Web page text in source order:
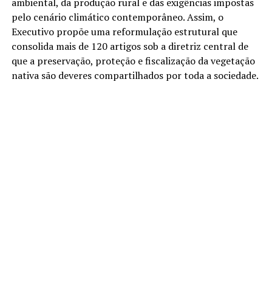
pelo cenário climático contemporâneo. Assim, o
Executivo propõe uma reformulação estrutural que
consolida mais de 120 artigos sob a diretriz central de
que a preservação, proteção e fiscalização da vegetação
nativa são deveres compartilhados por toda a sociedade.